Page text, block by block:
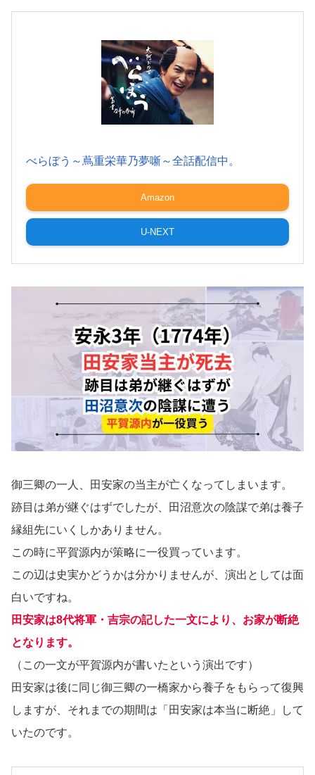
べらぼう～蔦重栄華乃夢噺～全話配信中。
Amazon
U-NEXT
御三卿の一人、田安家の当主が亡くなってしまいます。
跡目は弟が継ぐはずでしたが、田沼意次の陰謀で弟は養子
縁組先にいくしかありません。
この時に平賀源内が策略に一役買っています。
この辺は史実かどうかは分かりませんが、演出としては面
白いですね。
田安家は8代将軍・吉宗の記した一文により、お家が断絶
となります。
（この一文が平賀源内が書いたという演出です）
田安家は後に同じ御三卿の一橋家から養子をもらって復興
しますが、それまでの期間は「田安家は本当に断絶」して
いたのです。